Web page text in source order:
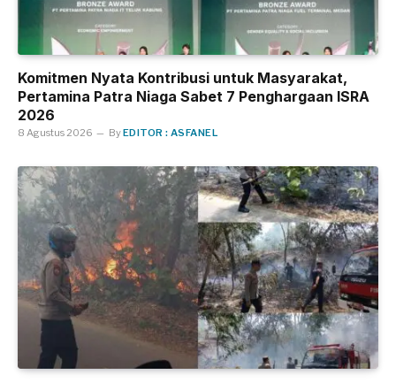
Komitmen Nyata Kontribusi untuk Masyarakat,
Pertamina Patra Niaga Sabet 7 Penghargaan ISRA
2026
8 Agustus 2026 ByEDITOR : ASFANEL